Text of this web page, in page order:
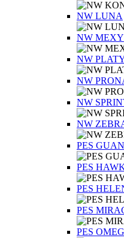
NW LUNA
NW MEXY
NW
NW
NW
NW
PES
PES
PES
PES
PES